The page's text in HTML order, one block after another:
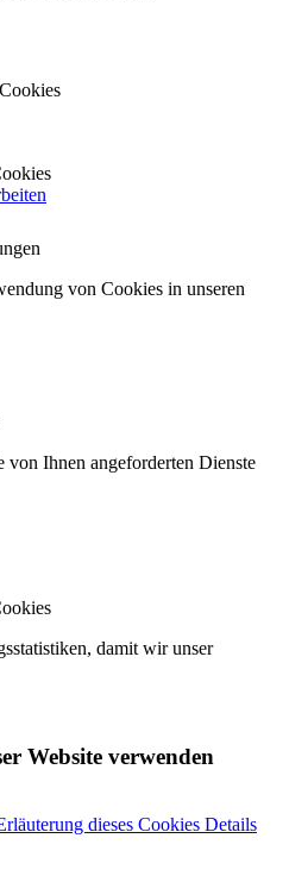
von Cookies in unseren
von Ihnen angeforderten Dienste
damit wir unser
Website verwenden
dieses Cookies Details